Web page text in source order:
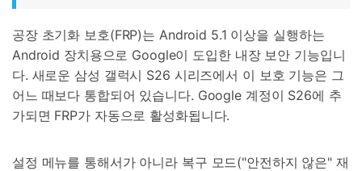
공장 초기화 보호(FRP)는 Android 5.1 이상을 실행하는
Android 장치용으로 Google이 도입한 내장 보안 기능입니
다. 새로운 삼성 갤럭시 S26 시리즈에서 이 보호 기능은 그
어느 때보다 통합되어 있습니다. Google 계정이 S26에 추
가되면 FRP가 자동으로 활성화됩니다.
설정 메뉴를 통해서가 아니라 복구 모드("안전하지 않은" 재